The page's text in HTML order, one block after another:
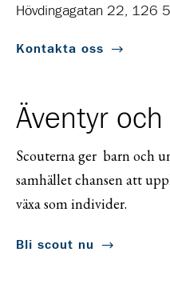
Hövdingagatan 22, 126
Kontakta oss
Äventyr
Scouterna ger barn och
samhället chansen att
växa som individer.
Bli scout nu